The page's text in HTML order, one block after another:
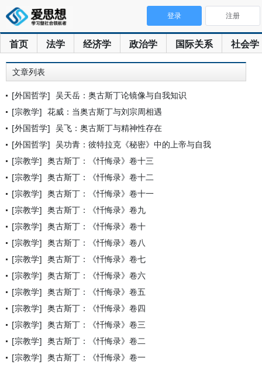
首页 法学 经济学 政治学 国际关系 社会学
登录 注册
文章列表
[外国哲学] 吴天岳：奥古斯丁论镜像与自我知识
[宗教学] 花威：当奥古斯丁与刘宗周相遇
[外国哲学] 吴飞：奥古斯丁与精神性存在
[外国哲学] 吴功青：彼特拉克《秘密》中的上帝与自我
[宗教学] 奥古斯丁：《忏悔录》卷十三
[宗教学] 奥古斯丁：《忏悔录》卷十二
[宗教学] 奥古斯丁：《忏悔录》卷十一
[宗教学] 奥古斯丁：《忏悔录》卷九
[宗教学] 奥古斯丁：《忏悔录》卷十
[宗教学] 奥古斯丁：《忏悔录》卷八
[宗教学] 奥古斯丁：《忏悔录》卷七
[宗教学] 奥古斯丁：《忏悔录》卷六
[宗教学] 奥古斯丁：《忏悔录》卷五
[宗教学] 奥古斯丁：《忏悔录》卷四
[宗教学] 奥古斯丁：《忏悔录》卷三
[宗教学] 奥古斯丁：《忏悔录》卷二
[宗教学] 奥古斯丁：《忏悔录》卷一